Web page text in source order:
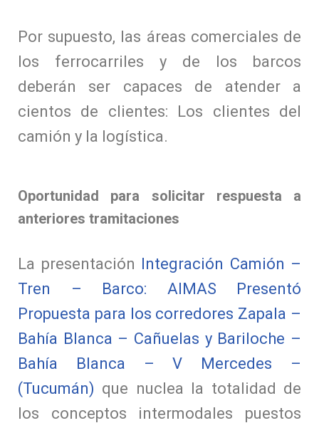
Por supuesto, las áreas comerciales de
los ferrocarriles y de los barcos
deberán ser capaces de atender a
cientos de clientes: Los clientes del
camión y la logística.
Oportunidad para solicitar respuesta a
anteriores tramitaciones
La presentación Integración Camión –
Tren – Barco: AIMAS Presentó
Propuesta para los corredores Zapala –
Bahía Blanca – Cañuelas y Bariloche –
Bahía Blanca – V Mercedes –
(Tucumán) que nuclea la totalidad de
los conceptos intermodales puestos